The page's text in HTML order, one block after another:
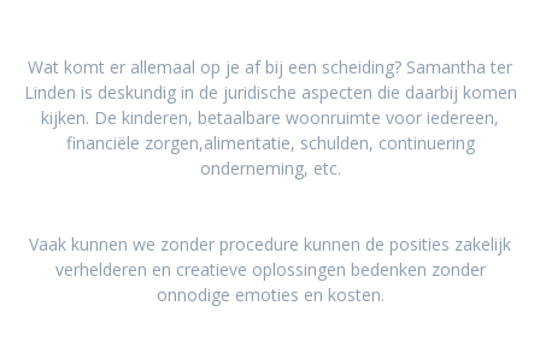
Wat komt er allemaal op je af bij een scheiding? Samantha ter
Linden is deskundig in de juridische aspecten die daarbij komen
kijken. De kinderen, betaalbare woonruimte voor iedereen,
financiële zorgen,alimentatie, schulden, continuering
onderneming, etc.
Vaak kunnen we zonder procedure kunnen de posities zakelijk
verhelderen en creatieve oplossingen bedenken zonder
onnodige emoties en kosten.